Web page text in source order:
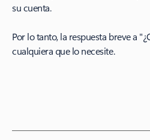
su cuenta.
Por lo tanto, la respuesta breve a
cualquiera que lo necesite.